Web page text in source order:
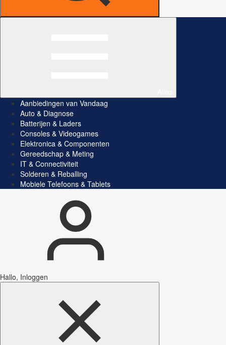
Aanbiedingen van Vandaag
Auto & Diagnose
Batterijen & Laders
Consoles & Videogames
Elektronica & Componenten
Gereedschap & Meting
IT & Connectiviteit
Solderen & Reballing
Mobiele Telefoons & Tablets
Hallo, Inloggen